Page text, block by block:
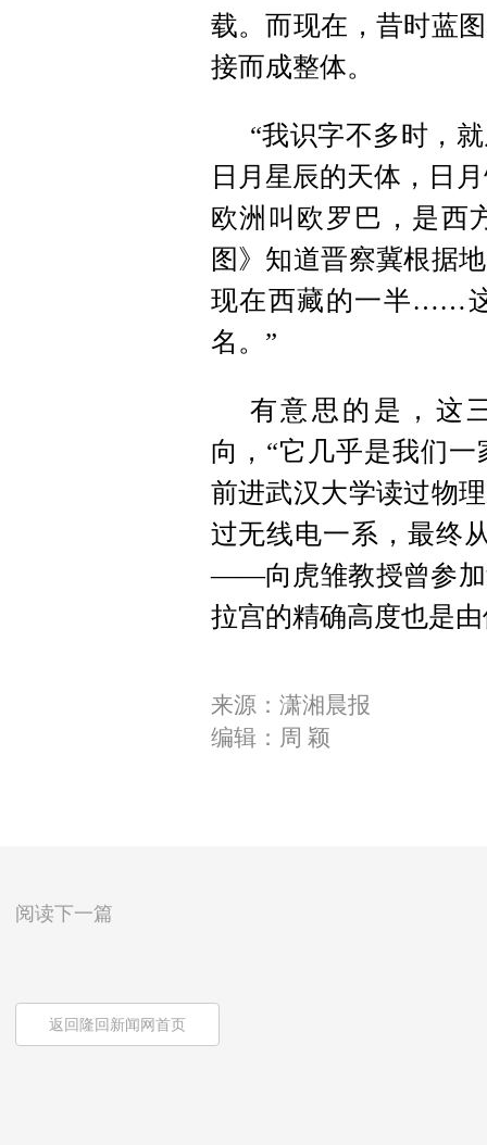
载。而现在，昔时蓝
接而成整体。
“我识字不多时，
日月星辰的天体，日
欧洲叫欧罗巴，是
图》知道晋察冀根据
现在西藏的一半……
名。”
有意思的是，这
向，“它几乎是我们
前进武汉大学读过物
过无线电一系，最终
——向虎雏教授曾参加
拉宫的精确高度也是
来源：潇湘晨报
编辑：周 颖
阅读下一篇
返回隆回新闻网首页